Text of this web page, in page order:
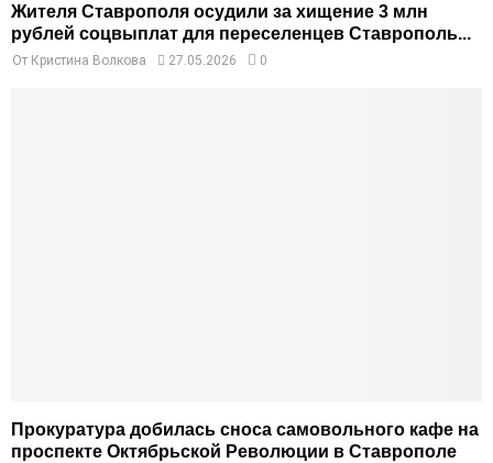
Жителя Ставрополя осудили за хищение 3 млн
рублей соцвыплат для переселенцев Ставрополь...
От Кристина Волкова 27.05.2026 0
Прокуратура добилась сноса самовольного кафе на
проспекте Октябрьской Революции в Ставрополе